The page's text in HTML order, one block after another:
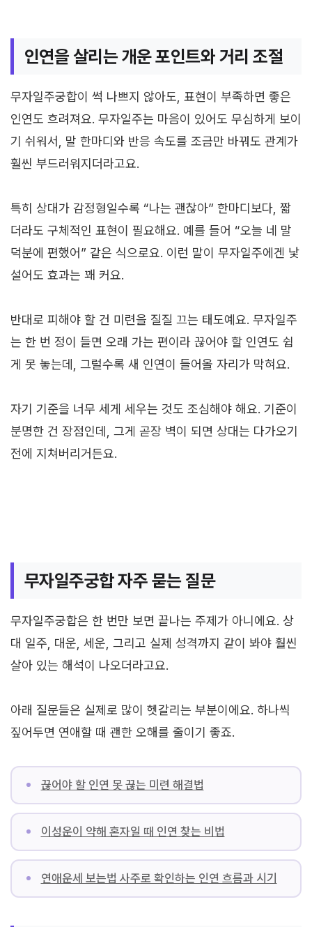
인연을 살리는 개운 포인트와 거리 조절
무자일주궁합이 썩 나쁘지 않아도, 표현이 부족하면 좋은
인연도 흐려져요. 무자일주는 마음이 있어도 무심하게 보이
기 쉬워서, 말 한마디와 반응 속도를 조금만 바꿔도 관계가
훨씬 부드러워지더라고요.
특히 상대가 감정형일수록 “나는 괜찮아” 한마디보다, 짧
더라도 구체적인 표현이 필요해요. 예를 들어 “오늘 네 말
덕분에 편했어” 같은 식으로요. 이런 말이 무자일주에겐 낯
설어도 효과는 꽤 커요.
반대로 피해야 할 건 미련을 질질 끄는 태도예요. 무자일주
는 한 번 정이 들면 오래 가는 편이라 끊어야 할 인연도 쉽
게 못 놓는데, 그럴수록 새 인연이 들어올 자리가 막혀요.
자기 기준을 너무 세게 세우는 것도 조심해야 해요. 기준이
분명한 건 장점인데, 그게 곧장 벽이 되면 상대는 다가오기
전에 지쳐버리거든요.
무자일주궁합 자주 묻는 질문
무자일주궁합은 한 번만 보면 끝나는 주제가 아니에요. 상
대 일주, 대운, 세운, 그리고 실제 성격까지 같이 봐야 훨씬
살아 있는 해석이 나오더라고요.
아래 질문들은 실제로 많이 헷갈리는 부분이에요. 하나씩
짚어두면 연애할 때 괜한 오해를 줄이기 좋죠.
끊어야 할 인연 못 끊는 미련 해결법
이성운이 약해 혼자일 때 인연 찾는 비법
연애운세 보는법 사주로 확인하는 인연 흐름과 시기